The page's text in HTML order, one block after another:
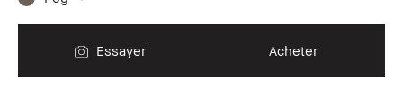
Essayer Acheter